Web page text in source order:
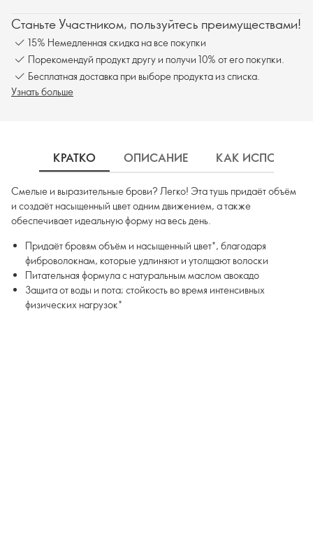
Станьте Участником, пользуйтесь преимуществами!
15% Немедленная скидка на все покупки
Порекомендуй продукт другу и получи 10% от его покупки.
Бесплатная доставка при выборе продукта из списка.
Узнать больше
КРАТКО ОПИСАНИЕ КАК
Смелые и выразительные брови? Легко! Эта тушь придаёт объём
и создаёт насыщенный цвет одним движением, а также
обеспечивает идеальную форму на весь день.
Придаёт бровям объём и насыщенный цвет*, благодаря
фиброволокнам, которые удлиняют и утолщают волоски
Питательная формула с натуральным маслом авокадо
Защита от воды и пота; стойкость во время интенсивных
физических нагрузок*